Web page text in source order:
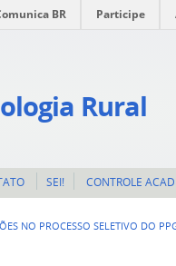
BR Participe
Rural
SEI! CONTROLE
NO PROCESSO SELETIVO DO